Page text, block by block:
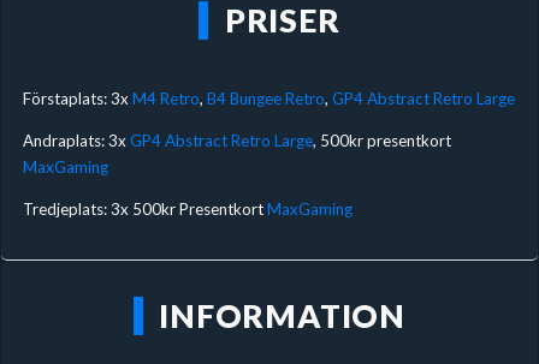
PRISER
Förstaplats: 3x M4 Retro, B4 Bungee Retro, GP4 Abstract Retro Large
Andraplats: 3x GP4 Abstract Retro Large, 500kr presentkort
MaxGaming
Tredjeplats: 3x 500kr PresentkortMaxGaming
INFORMATION